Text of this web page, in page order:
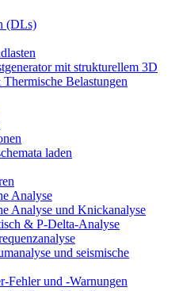
(DLs)
mit strukturellem 3D
Belastungen
laden
Analyse
Analyse und Knickanalyse
& P-Delta-Analyse
und seismische
Fehler und -Warnungen